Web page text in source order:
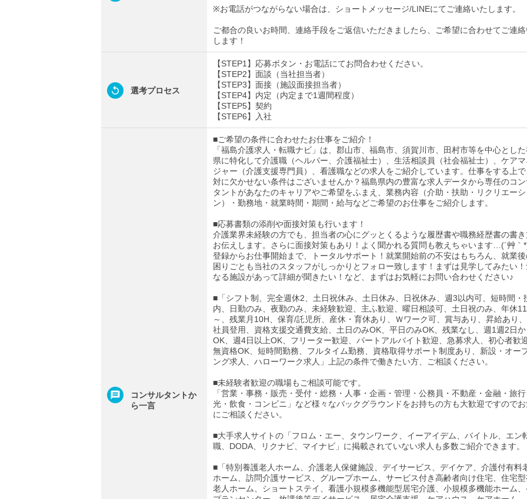
※お電話がつながらない場合は、ショートメッセージ/LINEにてご連絡いたします。
ご都合の良いお時間、連絡手段をご返信いただきましたら、ご希望に合わせてご連
します！
選考プロセス
【STEP1】応募ボタン・お電話にてお問合わせください。
【STEP2】面談（当社担当者）
【STEP3】面接（施設面接担当者）
【STEP4】内定（内定まで1週間程度）
【STEP5】契約
【STEP6】入社
コンサルタントか
ら一言
■ご希望の条件に合わせたお仕事をご紹介！
「福島介護求人・転職ナビ」は、郡山市、福島市、須賀川市、田村市等を中心とし
県に特化して介護職（ヘルパー、介護福祉士）、生活相談員（社会福祉士）、ケア
ジャー（介護支援専門員）、看護職などの求人をご紹介しています。仕事をする上
対に欠かせない条件はございませんか？福島県内の豊富な求人データから専任のコ
タントがあなたのキャリアやご希望をふまえ、業務内容（介助・扶助・リクリエー
ン）・勤務地・就業時間・期間・給与などご希望のお仕事をご紹介します。
■応募書類の添削や面接対策も行います！
介護業界未経験の方でも、担当者の心にグッとくるような履歴書や職務経歴書の書
お伝えします。さらに面接対策もあり！よく聞かれる質問も教えちゃいます…(´艸｀
登録からお仕事開始まで、トータルサポート！就業開始前の不安はもちろん、就業
困りごとも当社のスタッフがしっかりとフォロー致します！まずは見学してみたい
なる施設があって詳細が聞きたい！など、まずはお気軽にお問い合わせください♪
■「シフト制、完全週休2、土日祝休み、土日休み、日祝休み、週3以内可、短時間・
内、日勤のみ、夜勤のみ、未経験歓迎、主ふ歓迎、曜日相談可、土日祝のみ、年休
～、残業月10H、保育/託児所、産休・育休あり、Ｗワーク可、賞与あり、昇給あり
社員登用、資格支援交通費支給、土日のみOK、平日のみOK、残業なし、週1週2日
OK、週4日以上OK、フリーター歓迎、パートアルバイト歓迎、急募求人、初心者歓
無資格OK、短時間勤務、フルタイム勤務、資格取得サポート制度あり、新設・オー
ング求人、ハローワーク求人」上記の条件で働きたい方、ご相談ください。
■未経験者歓迎の職場もご相談可能です。
「営業・事務・販売・受付・総務・人事・企画・管理・公務員・不動産・金融・旅
光・飲食・コンビニ」など様々なバックグラウンドをお持ちの方も大歓迎ですので
にご相談ください。
■大手求人サイトの「フロム・エー、タウンワーク、イーアイデム、バイトル、エン
職、DODA、リクナビ、マイナビ」に掲載されていない求人も多数ご紹介できます。
■「特別養護老人ホーム、介護老人保健施設、デイサービス、デイケア、介護付有料
ホーム、訪問介護サービス、グループホーム、サービス付き高齢者向け住宅、住宅
老人ホーム、ショートステイ、看護小規模多機能型居宅介護、小規模多機能ホーム